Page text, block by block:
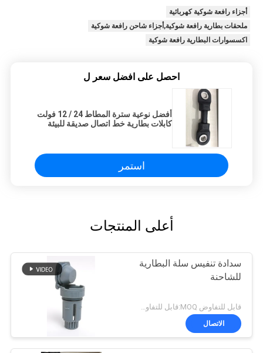
أجزاء رافعة شوكية كهربائية
ملحقات بطارية رافعة شوكية,أجزاء شاحن رافعة شوكية
اكسسوارات البطارية رافعة شوكية
احصل على افضل سعر ل
أفضل نوعية سترة المطاط 24 / 12 فولت
كابلات بطارية خط اتصال صديقة للبيئة
استمر
أعلى المنتجات
سدادة تنفيس سلة البطارية
للشاحنة
الاتصال